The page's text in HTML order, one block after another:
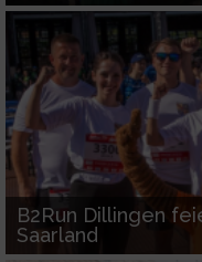
B2Run Dillingen
Saarland